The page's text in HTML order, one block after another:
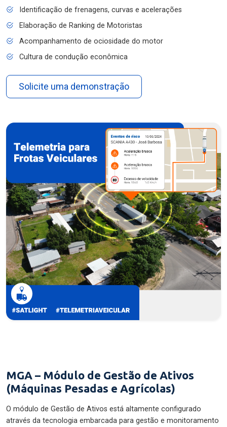
Identificação de frenagens, curvas e acelerações
Elaboração de Ranking de Motoristas
Acompanhamento de ociosidade do motor
Cultura de condução econômica
Solicite uma demonstração
MGA – Módulo de Gestão de Ativos
(Máquinas Pesadas e Agrícolas)
O módulo de Gestão de Ativos está altamente configurado
através da tecnologia embarcada para gestão e monitoramento